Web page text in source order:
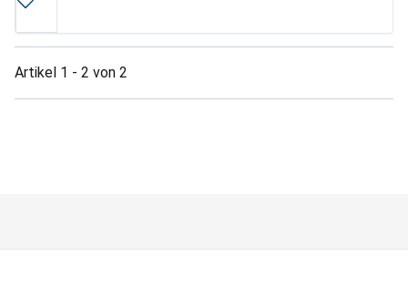
Artikel 1 - 2 von 2